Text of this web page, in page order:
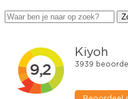
Zoeken
naar: